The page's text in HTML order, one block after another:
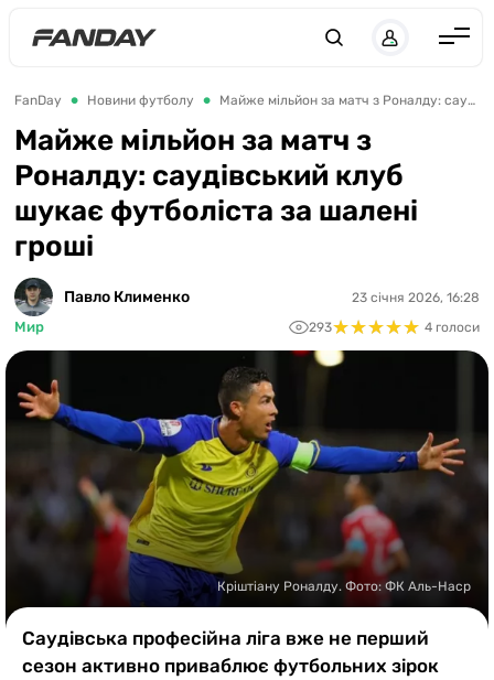
Англія
Іспанія
Німеччина
Італія
ЛЧ
ЧЕ-2028
Букмекери
FanDay Новини футболу Майже мільйон за матч з Роналду: саудівський клуб шукає футболіста за шалені гроші
Майже мільйон за матч з
Роналду: саудівський клуб
шукає футболіста за шалені
гроші
Павло Клименко
Мир
23 січня 2026, 16:28
293★★★★★
★★★★★ 4 голоси
Кріштіану Роналду. Фото: ФК Аль-Наср
Саудівська професійна ліга вже не перший
сезон активно приваблює футбольних зірок